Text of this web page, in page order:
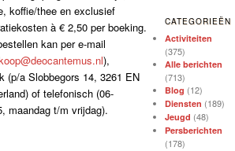
koffie/thee en exclusief
à € 2,50 per boeking.
kan per e-mail
),
(p/a Slobbegors 14, 3261 EN
of telefonisch (06-
maandag t/m vrijdag).
CATEGORIEËN
Activiteiten
(375)
Alle berichten
(713)
Blog (12)
Diensten (189)
Jeugd (48)
Persberichten
(178)